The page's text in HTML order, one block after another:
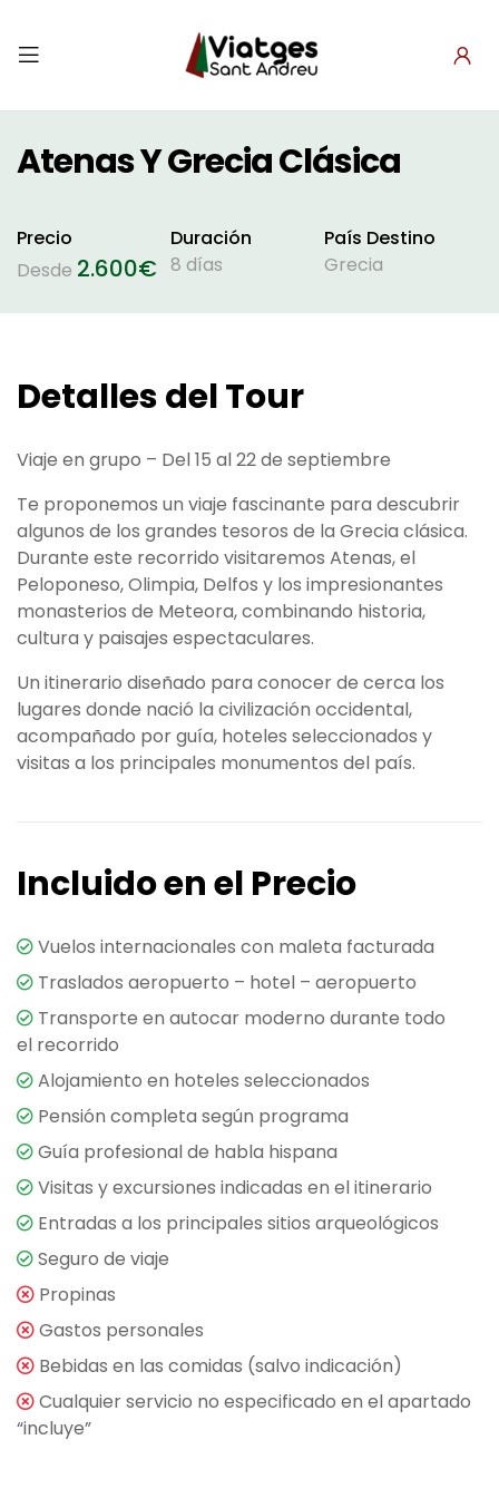
Atenas Y Grecia Clásica
Precio
Desde 2.600€
Duración
8 días
País Destino
Grecia
Detalles del Tour
Viaje en grupo – Del 15 al 22 de septiembre
Te proponemos un viaje fascinante para descubrir
algunos de los grandes tesoros de la Grecia clásica.
Durante este recorrido visitaremos Atenas, el
Peloponeso, Olimpia, Delfos y los impresionantes
monasterios de Meteora, combinando historia,
cultura y paisajes espectaculares.
Un itinerario diseñado para conocer de cerca los
lugares donde nació la civilización occidental,
acompañado por guía, hoteles seleccionados y
visitas a los principales monumentos del país.
Incluido en el Precio
Vuelos internacionales con maleta facturada
Traslados aeropuerto – hotel – aeropuerto
Transporte en autocar moderno durante todo
el recorrido
Alojamiento en hoteles seleccionados
Pensión completa según programa
Guía profesional de habla hispana
Visitas y excursiones indicadas en el itinerario
Entradas a los principales sitios arqueológicos
Seguro de viaje
Propinas
Gastos personales
Bebidas en las comidas (salvo indicación)
Cualquier servicio no especificado en el apartado
“incluye”